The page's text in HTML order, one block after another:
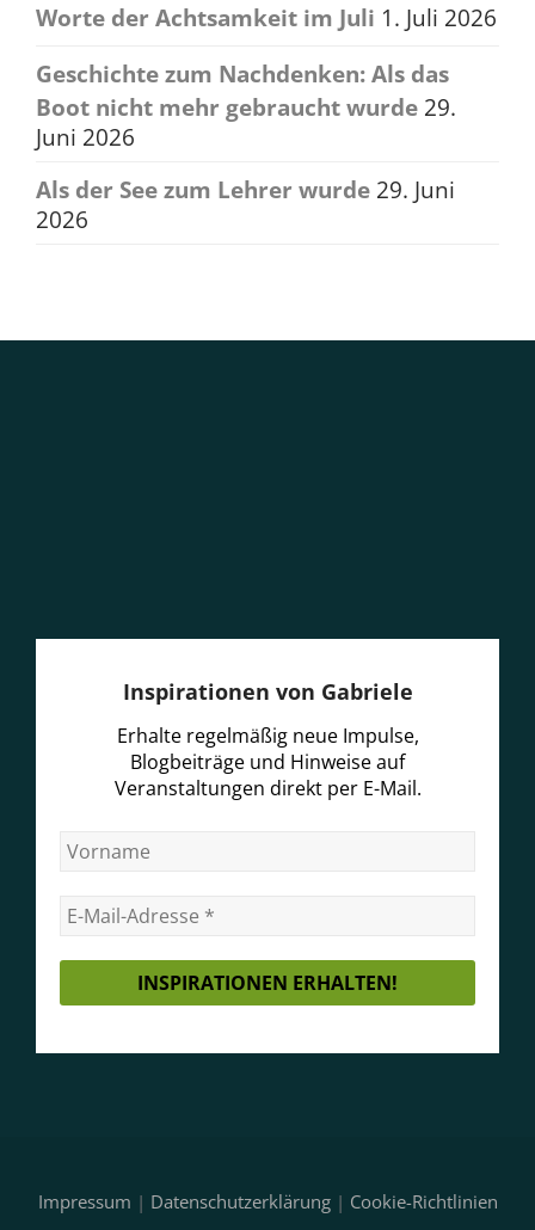
Worte der Achtsamkeit im Juli 1. Juli 2026
Geschichte zum Nachdenken: Als das
Boot nicht mehr gebraucht wurde 29.
Juni 2026
Als der See zum Lehrer wurde 29. Juni
2026
Inspirationen von Gabriele
Erhalte regelmäßig neue Impulse,
Blogbeiträge und Hinweise auf
Veranstaltungen direkt per E-Mail.
Impressum | Datenschutzerklärung| Cookie-Richtlinien